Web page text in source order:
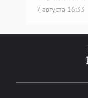
7 августа 16:33